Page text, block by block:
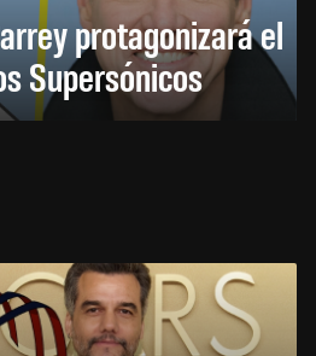
protagonizará el
Supersónicos